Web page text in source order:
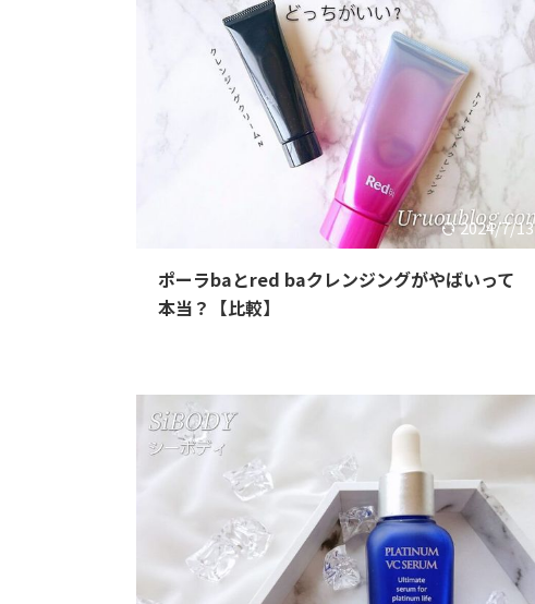
2024/7/13
ポーラbaとred baクレンジングがやばいって
本当？【比較】